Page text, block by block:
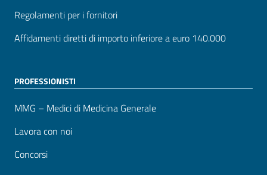
Regolamenti per i fornitori
Affidamenti diretti di importo inferiore a euro 140.000
PROFESSIONISTI
MMG – Medici di Medicina Generale
Lavora con noi
Concorsi